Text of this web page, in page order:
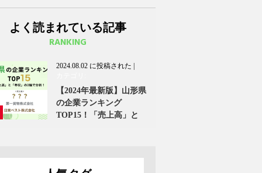
よく読まれている記事
RANKING
2024.08.02 に投稿された |
おすすめ記事
地域の転職情報
,
【2024年最新版】山形県
の企業ランキング
TOP15！「売上高」と